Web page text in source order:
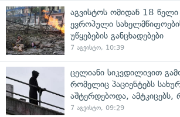
აგვისტოს ომიდან 18
ევროპული
უწყებების განცხადებები
7 აგვისტო, 10:39
ცელიანი სიკვდილივით
რომელიც პაციენტებს
აშტერდებოდა, ამტკიცებს,
7 აგვისტო, 09:29